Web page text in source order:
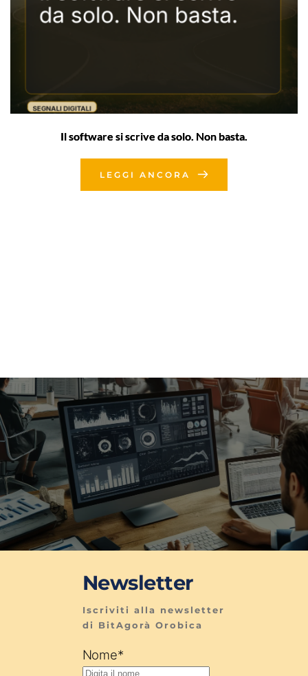
Il software si scrive da solo. Non basta.
LEGGI ANCORA
Newsletter
Iscriviti alla newsletter
di BitAgorà Orobica
Nome*